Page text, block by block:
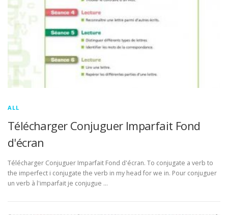
ALL
Télécharger Conjuguer Imparfait Fond
d'écran
Télécharger Conjuguer Imparfait Fond d'écran. To conjugate a verb to
the imperfect i conjugate the verb in my head for we in. Pour conjuguer
un verb à l'imparfait je conjugue …